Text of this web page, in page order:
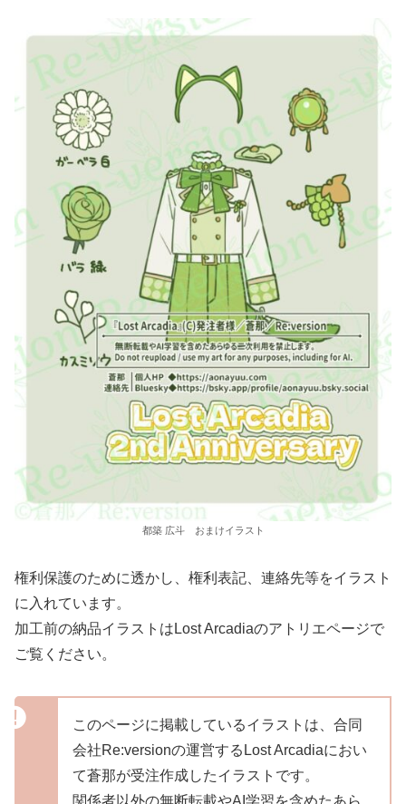
都築 広斗 おまけイラスト
権利保護のために透かし、権利表記、連絡先等をイラスト
に入れています。
加工前の納品イラストはLost Arcadiaのアトリエページで
ご覧ください。
このページに掲載しているイラストは、合同
会社Re:versionの運営するLost Arcadiaにおい
て蒼那が受注作成したイラストです。
関係者以外の無断転載やAI学習を含めたあら